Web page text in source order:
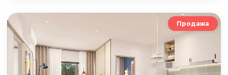
Продажа